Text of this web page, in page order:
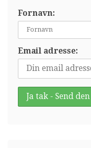
Fornavn:
Email adresse: